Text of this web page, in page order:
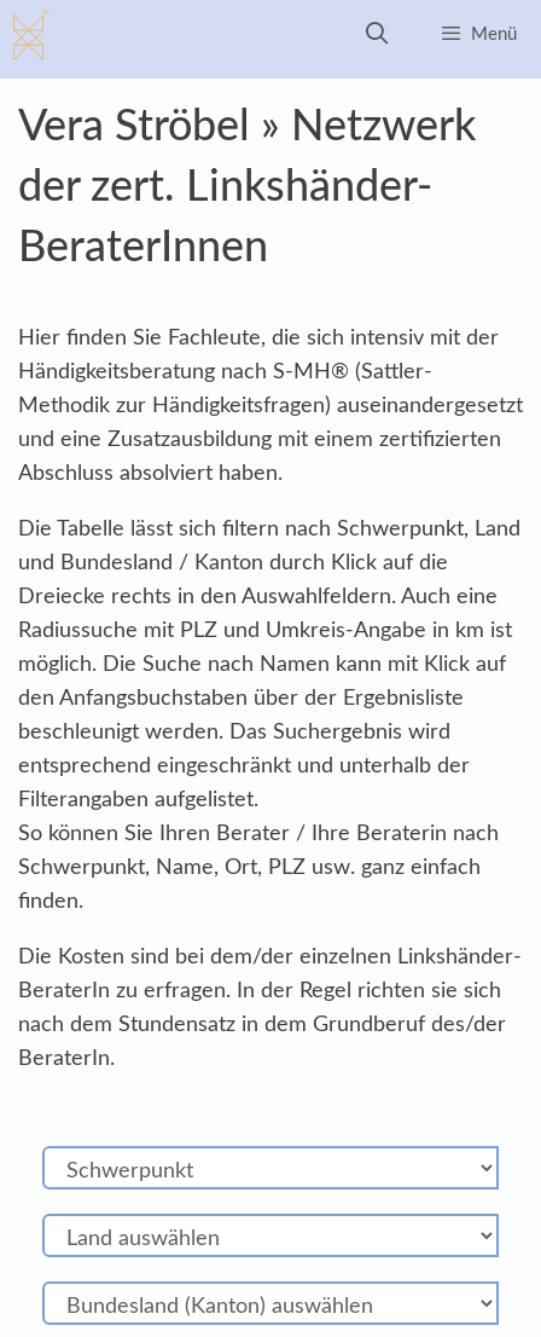
Zum
Inhalt
springen
Menü
Vera Ströbel » Netzwerk
der zert. Linkshänder-
BeraterInnen
Hier finden Sie Fachleute, die sich intensiv mit der
Händigkeitsberatung nach S-MH® (Sattler-
Methodik zur Händigkeitsfragen) auseinandergesetzt
und eine Zusatzausbildung mit einem zertifizierten
Abschluss absolviert haben.
Die Tabelle lässt sich filtern nach Schwerpunkt, Land
und Bundesland / Kanton durch Klick auf die
Dreiecke rechts in den Auswahlfeldern. Auch eine
Radiussuche mit PLZ und Umkreis-Angabe in km ist
möglich. Die Suche nach Namen kann mit Klick auf
den Anfangsbuchstaben über der Ergebnisliste
beschleunigt werden. Das Suchergebnis wird
entsprechend eingeschränkt und unterhalb der
Filterangaben aufgelistet.
So können Sie Ihren Berater / Ihre Beraterin nach
Schwerpunkt, Name, Ort, PLZ usw. ganz einfach
finden.
Die Kosten sind bei dem/der einzelnen Linkshänder-
BeraterIn zu erfragen. In der Regel richten sie sich
nach dem Stundensatz in dem Grundberuf des/der
BeraterIn.